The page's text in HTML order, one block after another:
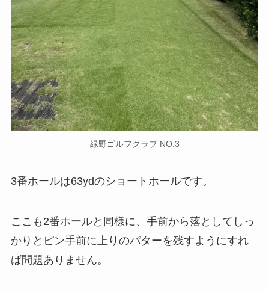
緑野ゴルフクラブ NO.3
3番ホールは63ydのショートホールです。
ここも2番ホールと同様に、手前から落としてしっ
かりとピン手前に上りのパターを残すようにすれ
ば問題ありません。